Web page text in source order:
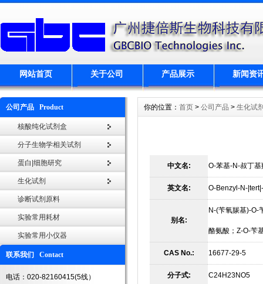
网站首页 关于公司 产品展示 新闻资
公司产品 Product
核酸纯化试剂盒
分子生物学相关试剂
蛋白|细胞研究
生化试剂
诊断试剂原料
实验常用耗材
实验常用小仪器
联系我们 Contact
电话：020-82160415(5线）
你的位置： 首页 > 公司产品 > 生化试
中文名: O-苯基-N-叔丁
英文名: O-Benzyl-N-
别名:
N-(苄氧羰基)-O-
酪氨酸；Z-O-苄
CAS No.: 16677-29-5
分子式: C24H23NO5